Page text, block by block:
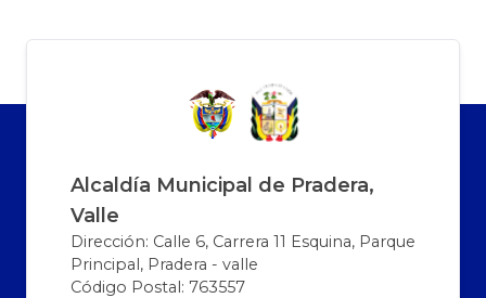
Alcaldía Municipal de Pradera,
Valle
Dirección: Calle 6, Carrera 11 Esquina, Parque
Principal, Pradera - valle
Código Postal: 763557